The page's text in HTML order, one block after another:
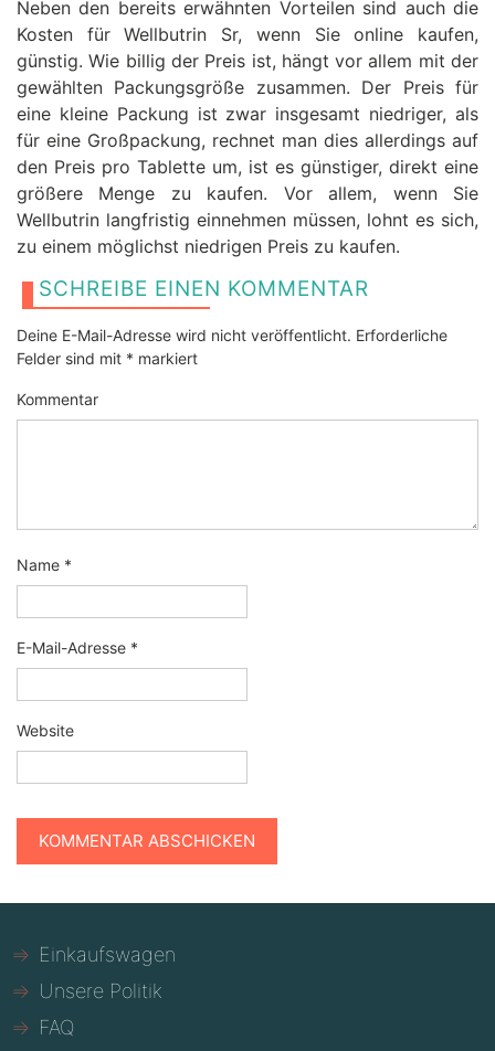
Neben den bereits erwähnten Vorteilen sind auch die
Kosten für Wellbutrin Sr, wenn Sie online kaufen,
günstig. Wie billig der Preis ist, hängt vor allem mit der
gewählten Packungsgröße zusammen. Der Preis für
eine kleine Packung ist zwar insgesamt niedriger, als
für eine Großpackung, rechnet man dies allerdings auf
den Preis pro Tablette um, ist es günstiger, direkt eine
größere Menge zu kaufen. Vor allem, wenn Sie
Wellbutrin langfristig einnehmen müssen, lohnt es sich,
zu einem möglichst niedrigen Preis zu kaufen.
SCHREIBE EINEN KOMMENTAR
Deine E-Mail-Adresse wird nicht veröffentlicht. Erforderliche
Felder sind mit * markiert
Kommentar
Name *
E-Mail-Adresse *
Website
Einkaufswagen
Unsere Politik
FAQ